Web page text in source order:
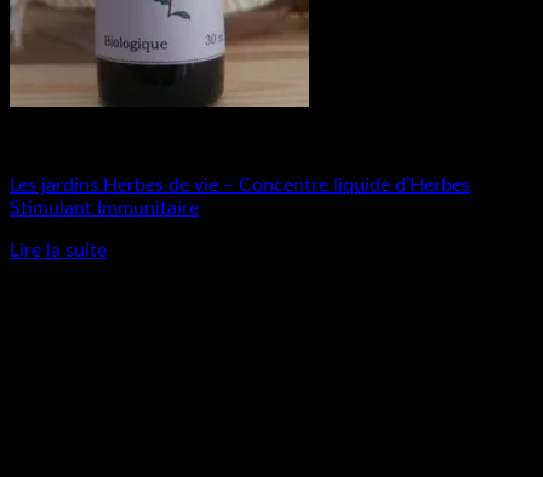
Les jardins Herbes de vie – Concentre liquide d’Herbes
Stimulant Immunitaire
Lire la suite